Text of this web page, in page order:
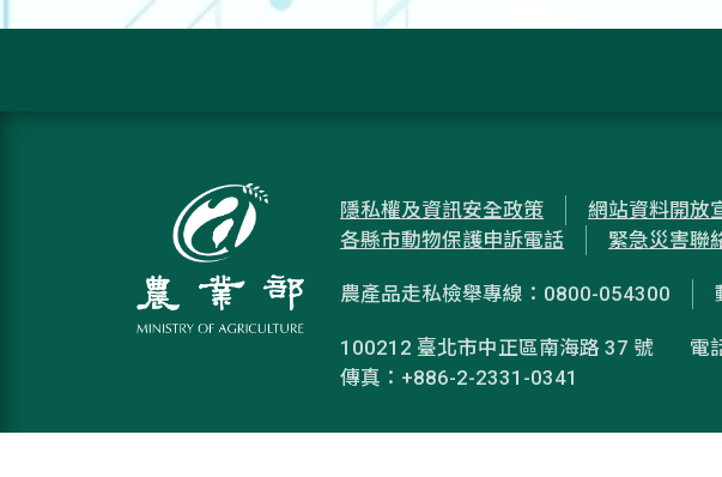
隱私權及資訊安全政策 網站資料開放
各縣市動物保護申訴電話
緊急災害聯
農產品走私檢舉專線：0800-054300
100212 臺北市中正區南海路 37 號
電
傳真：+886-2-2331-0341